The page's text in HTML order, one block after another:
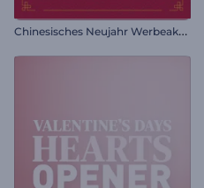
C
hinesisches Neujahr Werbeaktion